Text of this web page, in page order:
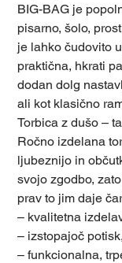
BIG-BAG je
pisarno, šolo,
je lahko čudovito
praktična, hkrati
dodan dolg
ali kot klasično
Torbica z dušo –
Ročno izdelana
ljubeznijo in
svojo zgodbo,
prav to jim daje
– kvalitetna
– izstopajoč
– funkcionalna,